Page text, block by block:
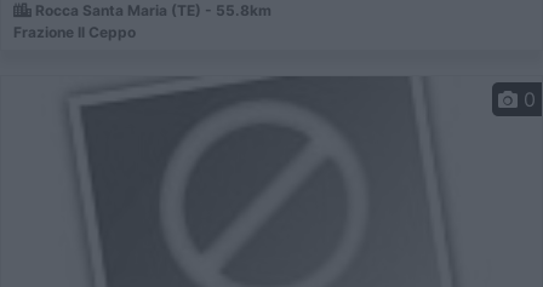
Rocca Santa Maria (TE) - 55.8km
Frazione Il Ceppo
0